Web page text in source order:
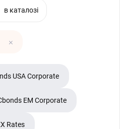
в каталозі
×
USA Corporate
EM Corporate
Rates